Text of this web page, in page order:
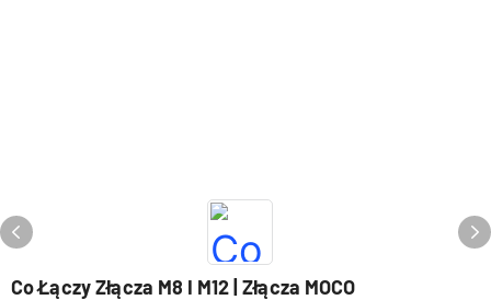
Co Łączy Złącza M8 I M12 | Złącza MOCO